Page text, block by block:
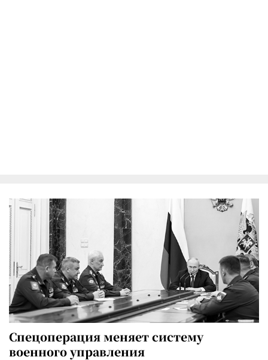
Спецоперация меняет систему
военного управления